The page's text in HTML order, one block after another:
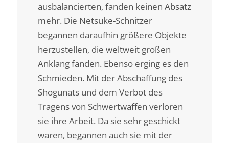
ausbalancierten, fanden keinen Absatz
mehr. Die Netsuke-Schnitzer
begannen daraufhin größere Objekte
herzustellen, die weltweit großen
Anklang fanden. Ebenso erging es den
Schmieden. Mit der Abschaffung des
Shogunats und dem Verbot des
Tragens von Schwertwaffen verloren
sie ihre Arbeit. Da sie sehr geschickt
waren, begannen auch sie mit der